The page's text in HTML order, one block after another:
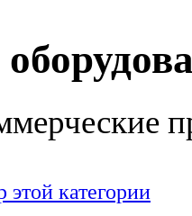
этой категории